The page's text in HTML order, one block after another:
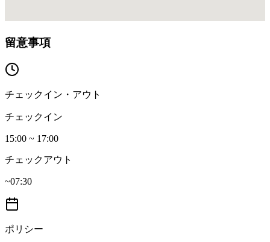
留意事項
チェックイン・アウト
チェックイン
15:00 ~ 17:00
チェックアウト
~07:30
ポリシー